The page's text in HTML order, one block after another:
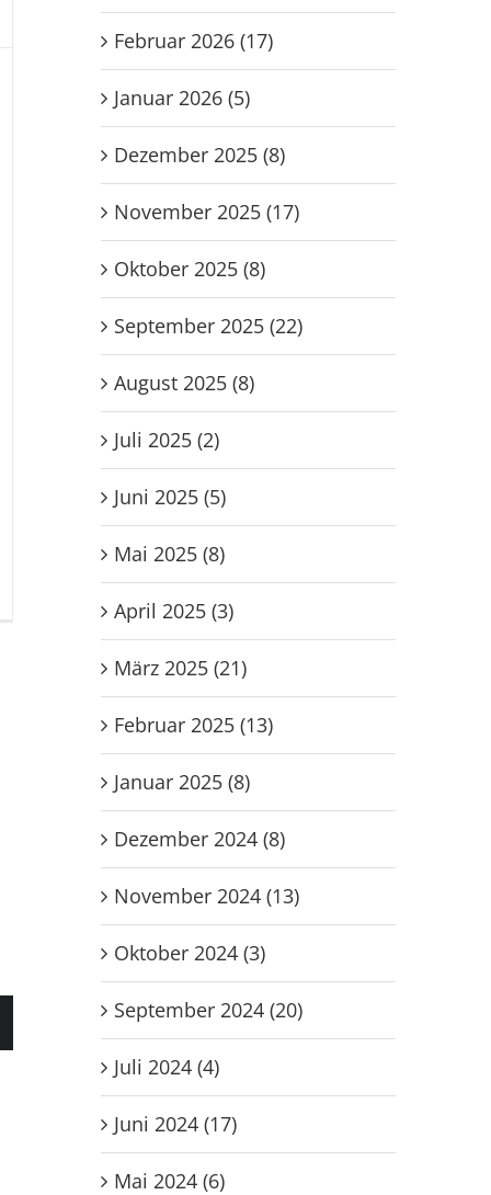
Februar 2026 (17)
Januar 2026 (5)
Dezember 2025 (8)
November 2025 (17)
Oktober 2025 (8)
September 2025 (22)
August 2025 (8)
Juli 2025 (2)
Juni 2025 (5)
Mai 2025 (8)
April 2025 (3)
März 2025 (21)
Februar 2025 (13)
Januar 2025 (8)
Dezember 2024 (8)
November 2024 (13)
Oktober 2024 (3)
September 2024 (20)
Juli 2024 (4)
Juni 2024 (17)
Mai 2024 (6)